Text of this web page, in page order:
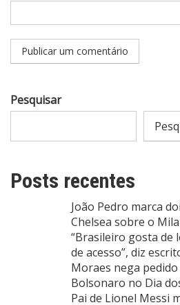
Pesquisar
Posts recentes
João Pedro marca
Chelsea sobre o
“Brasileiro gosta de
de acesso”, diz
Moraes nega
Bolsonaro no Dia
Pai de Lionel Messi